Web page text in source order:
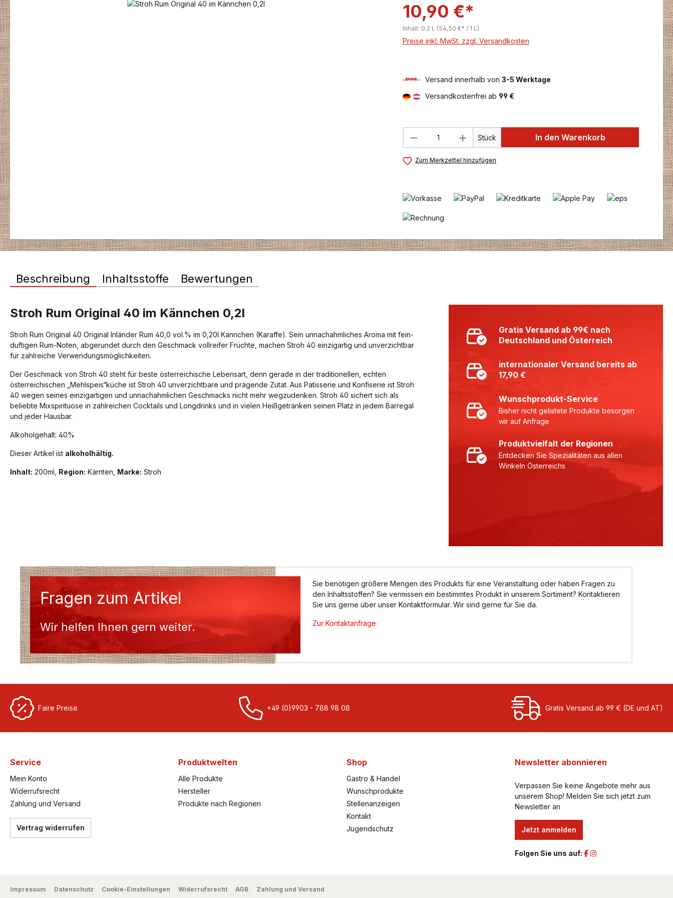
Bildergalerie überspringen 10,90 €*
Inhalt: 0.2 L (54,50 €* / 1 L)
Preise inkl. MwSt. zzgl. Versandkosten
Versand innerhalb von 3-5 Werktage
Versandkostenfrei ab 99 €
Produkt Anzahl: Gib den gewünschten Wert
Stück In den Warenkorb
Zum Merkzettel hinzufügen
Beschreibung Inhaltsstoffe Bewertungen
Stroh Rum Original 40 im Kännchen 0,2l
Stroh Rum Original 40 Original Inländer Rum 40,0 vol.% im 0,20l Kännchen (Karaffe). Sein unnachahmliches Aroma mit fein-
duftigen Rum-Noten, abgerundet durch den Geschmack vollreifer Früchte, machen Stroh 40 einzigartig und unverzichtbar
für zahlreiche Verwendungsmöglichkeiten.
Der Geschmack von Stroh 40 steht für beste österreichische Lebensart, denn gerade in der traditionellen, echten
österreichischen „Mehlspeis“küche ist Stroh 40 unverzichtbare und prägende Zutat. Aus Patisserie und Konfiserie ist Stroh
40 wegen seines einzigartigen und unnachahmlichen Geschmacks nicht mehr wegzudenken. Stroh 40 sichert sich als
beliebte Mixspirituose in zahlreichen Cocktails und Longdrinks und in vielen Heißgetränken seinen Platz in jedem Barregal
und jeder Hausbar.
Alkoholgehalt: 40%
Dieser Artikel ist alkoholhältig.
Inhalt: 200ml, Region: Kärnten, Marke: Stroh
Gratis Versand ab 99€ nach
Deutschland und Österreich
internationaler Versand bereits ab
17,90 €
Wunschprodukt-Service
Bisher nicht gelistete Produkte besorgen
wir auf Anfrage
Produktvielfalt der Regionen
Entdecken Sie Spezialitäten aus allen
Winkeln Österreichs
Fragen zum Artikel
Wir helfen Ihnen gern weiter.
Sie benötigen größere Mengen des Produkts für eine Veranstaltung oder haben Fragen zu
den Inhaltsstoffen? Sie vermissen ein bestimmtes Produkt in unserem Sortiment? Kontaktieren
Sie uns gerne über unser Kontaktformular. Wir sind gerne für Sie da.
Zur Kontaktanfrage
Faire Preise +49 (0)9903 - 788 98 08 Gratis Versand ab 99 € (DE und AT)
Service
Mein Konto
Widerrufsrecht
Zahlung und Versand
Vertrag widerrufen
Produktwelten
Alle Produkte
Hersteller
Produkte nach Regionen
Shop
Gastro & Handel
Wunschprodukte
Stellenanzeigen
Kontakt
Jugendschutz
Newsletter abonnieren
Verpassen Sie keine Angebote mehr aus
unserem Shop! Melden Sie sich jetzt zum
Newsletter an
Jetzt anmelden
Folgen Sie uns auf:
Impressum Datenschutz Cookie-Einstellungen Widerrufsrecht AGB Zahlung und Versand